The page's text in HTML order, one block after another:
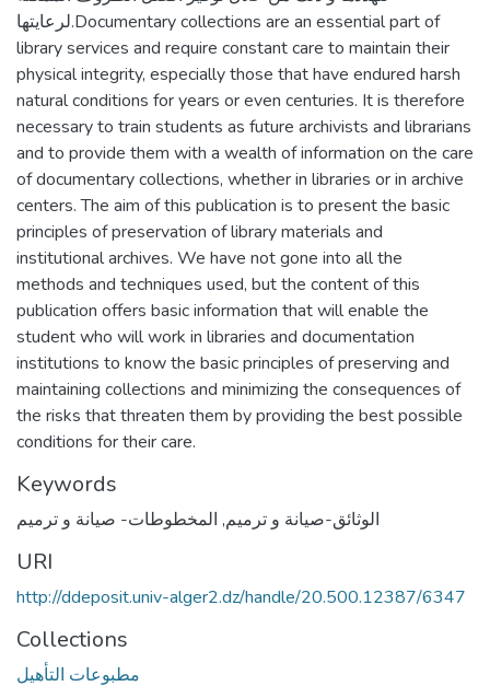
لرعايتها.Documentary collections are an essential part of
library services and require constant care to maintain their
physical integrity, especially those that have endured harsh
natural conditions for years or even centuries. It is therefore
necessary to train students as future archivists and librarians
and to provide them with a wealth of information on the care
of documentary collections, whether in libraries or in archive
centers. The aim of this publication is to present the basic
principles of preservation of library materials and
institutional archives. We have not gone into all the
methods and techniques used, but the content of this
publication offers basic information that will enable the
student who will work in libraries and documentation
institutions to know the basic principles of preserving and
maintaining collections and minimizing the consequences of
the risks that threaten them by providing the best possible
conditions for their care.
Keywords
الوثائق-صيانة و ترميم, المخطوطات- صيانة و ترميم
URI
http://ddeposit.univ-alger2.dz/handle/20.500.12387/6347
Collections
مطبوعات التأهيل